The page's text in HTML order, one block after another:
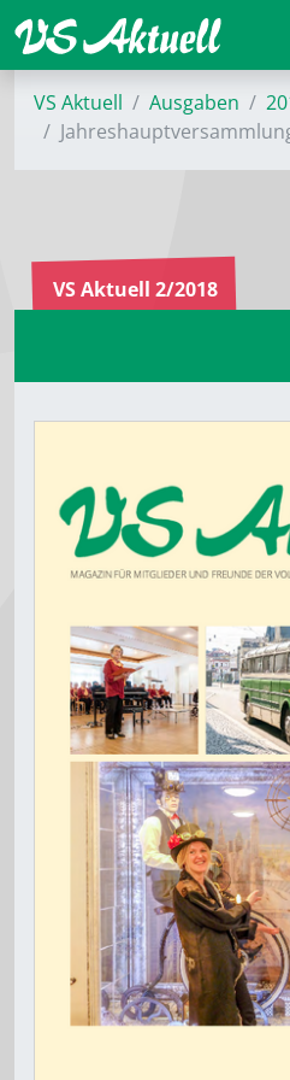
VS Aktuell Ausgaben
VS Aktuell 2/2018